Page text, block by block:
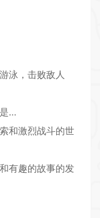
泳，击败敌人
…
和激烈战斗的世
有趣的故事的发